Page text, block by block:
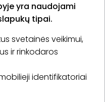
yra naudojami
tipai.
svetainės veikimui,
ir rinkodaros
identifikatoriai
politika